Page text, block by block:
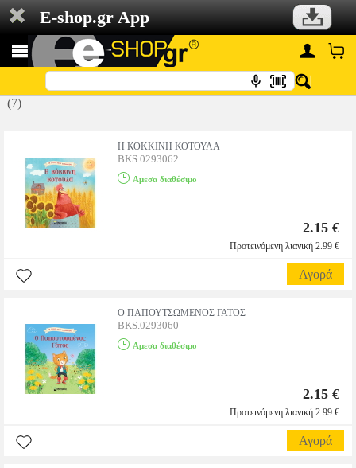
E-shop.gr App
(7)
Η ΚΟΚΚΙΝΗ ΚΟΤΟΥΛΑ
BKS.0293062
Αμεσα διαθέσιμο
2.15 €
Προτεινόμενη λιανική 2.99 €
Αγορά
Ο ΠΑΠΟΥΤΣΩΜΕΝΟΣ ΓΑΤΟΣ
BKS.0293060
Αμεσα διαθέσιμο
2.15 €
Προτεινόμενη λιανική 2.99 €
Αγορά